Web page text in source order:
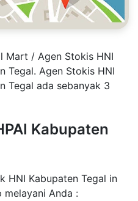
Mart / Agen Stokis HNI
Tegal. Agen Stokis HNI
Tegal ada sebanyak 3
Kabupaten
HNI Kabupaten Tegal in
melayani Anda :